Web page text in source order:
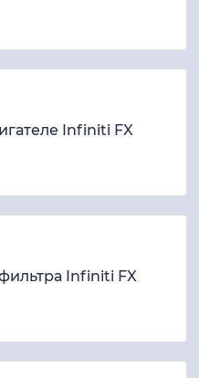
Infiniti FX
Infiniti FX